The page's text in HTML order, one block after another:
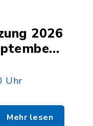
2026
Uhr
Mehr lesen